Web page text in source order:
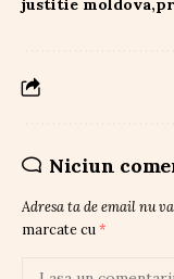
justitie moldova
Niciun
Adresa ta de email nu
marcate cu *